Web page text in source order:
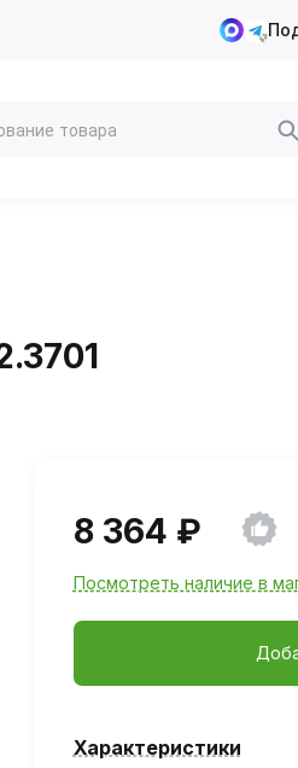
8 364 ₽
Посмотреть наличие в
Характеристики